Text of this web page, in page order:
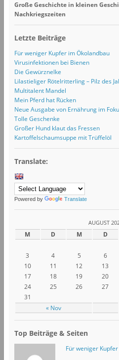
Große Geschichte in kleinen
Nachkriegszeiten
Letzte Beiträge
Für weniger Kupfer im Ökolandbau
Virusinfektionen bei Bienen
Die Gewürznelke
Lilastieliger Rötelritterling – Pilz des
Multitalent Mandel
Mein Pferd hat Rücken
Neue Ausgabe von Ernährung im
Tolle Geschenke
Großer Hund klaut das Fressen
Kartoffelschaumsuppe mit Trüffelöl
Translate:
Powered by Translate
AUGUST
M D M D
« Nov
3
4 5 6
10
11 12 13
17
18 19 20
24
25 26 27
31
Top Beiträge & Seiten
Für weniger